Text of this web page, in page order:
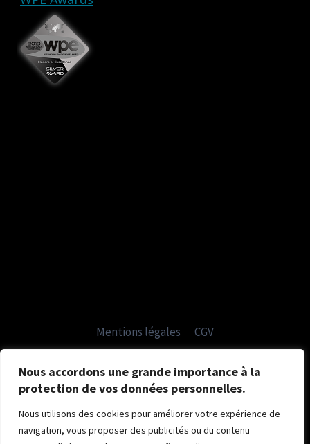
Nous accordons une grande importance à la
protection de vos données personnelles.
Nous utilisons des cookies pour améliorer votre expérience de
navigation, vous proposer des publicités ou du contenu
Mentions légales
CGV
© 2026 Sylvie Création Photo - Thème WordPress par